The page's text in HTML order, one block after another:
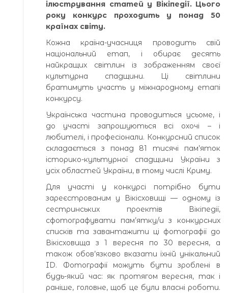
ілюстрування статей у Вікіпедії. Цього
року конкурс проходить у понад 50
країнах світу.
Кожна країна-учасниця проводить свій
національний етап, і обирає десять
найкращих світлин із зображенням своєї
культурна спадщини. Ці світлини
братимуть участь у міжнародному етапі
конкурсу.
Українська частина проводиться усьоме, і
до участі запрошуються всі охочі – і
любителі, і професіонали. Конкурсний список
складається з понад 81 тисячі пам’яток
історико-культурної спадщини України з
усіх областей України, в тому числі Криму.
Для участі у конкурсі потрібно бути
зареєстрованим у Вікісховищі — одному із
сестринських проектів Вікіпедії,
сфотографувати пам’ятку/и з конкурсних
списків та завантажити ці фотографії до
Вікісховища з 1 вересня по 30 вересня, а
також обов’язково вказати їхній унікальний
ID. Фотографії можуть бути зроблені в
будь-який час: як протягом вересня, так і
раніше, головне, щоб це були власні роботи.